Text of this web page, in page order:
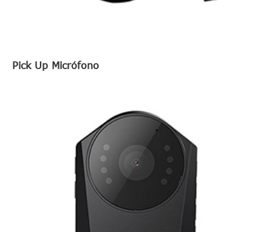
Pick Up Micrófono